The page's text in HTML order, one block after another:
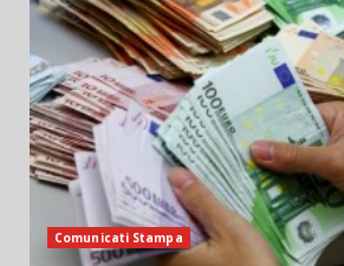
Comunicati Stampa